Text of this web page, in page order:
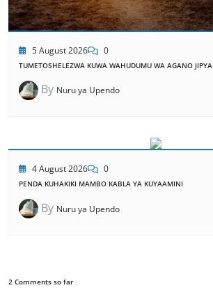
5 August 2026 0
TUMETOSHELEZWA KUWA WAHUDUMU WA AGANO JIPYA
By Nuru ya Upendo
4 August 2026 0
PENDA KUHAKIKI MAMBO KABLA YA KUYAAMINI
By Nuru ya Upendo
2 Comments so far